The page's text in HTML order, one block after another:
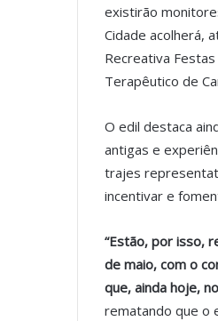
existirão
Cidade acolherá,
Recreativa
Terapêutico de
O edil destaca
antigas e
trajes
incentivar e
“Estão, por isso,
de maio, com o
que, ainda hoje,
rematando que o